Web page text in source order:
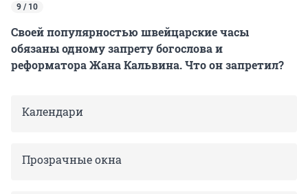
9 / 10
Своей популярностью швейцарские часы
обязаны одному запрету богослова и
реформатора Жана Кальвина. Что он запретил?
Календари
Прозрачные окна